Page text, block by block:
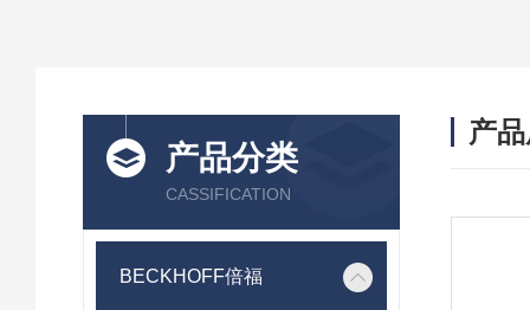
产品分类
CASSIFICATION
BECKHOFF倍福
产